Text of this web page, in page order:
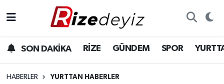
SON DAKİKA RİZE GÜNDEM SPOR
HABERLER YURTTAN HABERLER
Gündem
Rize Hava Durumu